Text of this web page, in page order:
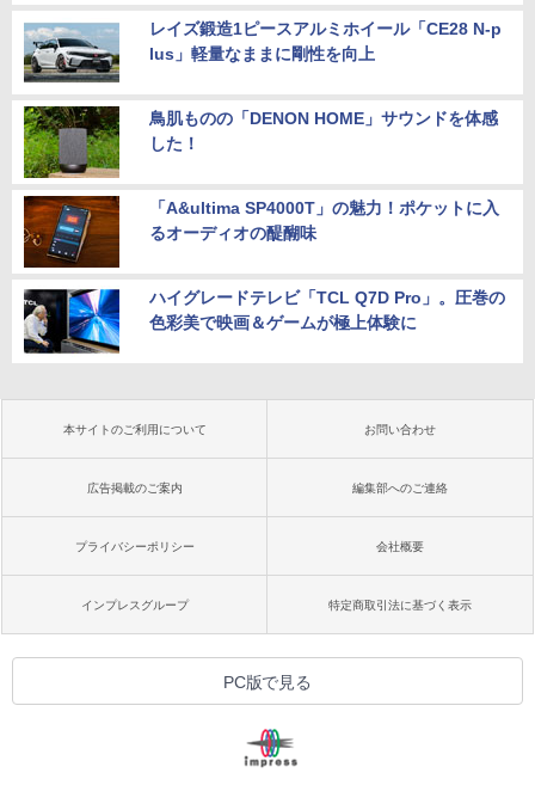
レイズ鍛造1ピースアルミホイール「CE28 N-p
lus」軽量なままに剛性を向上
鳥肌ものの「DENON HOME」サウンドを体感
した！
「A&ultima SP4000T」の魅力！ポケットに入
るオーディオの醍醐味
ハイグレードテレビ「TCL Q7D Pro」。圧巻の
色彩美で映画＆ゲームが極上体験に
本サイトのご利用について お問い合わせ
広告掲載のご案内 編集部へのご連絡
プライバシーポリシー 会社概要
インプレスグループ 特定商取引法に基づく表示
PC版で見る